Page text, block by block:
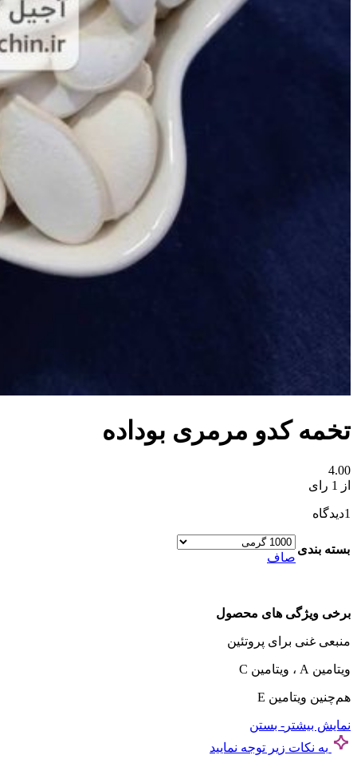
تخمه کدو مرمری بوداده
4.00
از 1 رای
1دیدگاه
بسته بندی
صاف
برخی ویژگی های محصول
منبعی غنی برای پروتئین
ویتامین A ، ویتامین C
هم‌چنین ویتامین E
نمایش بیشتر - بستن
به نکات زیر توجه نمایید